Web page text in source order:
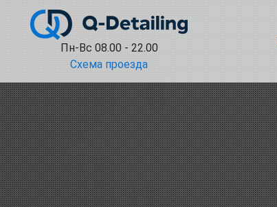
Пн-Вс 08.00 - 22.00
Схема проезда